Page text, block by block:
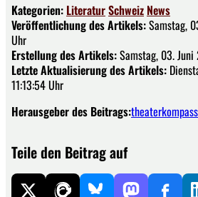
Kategorien: LiteraturSchweiz News
Veröffentlichung des Artikels:Samstag,
Uhr
Erstellung des Artikels:Samstag, 03.
Letzte Aktualisierung des Artikels:
11:13:54 Uhr
Herausgeber des Beitrags:
Teile den Beitrag auf